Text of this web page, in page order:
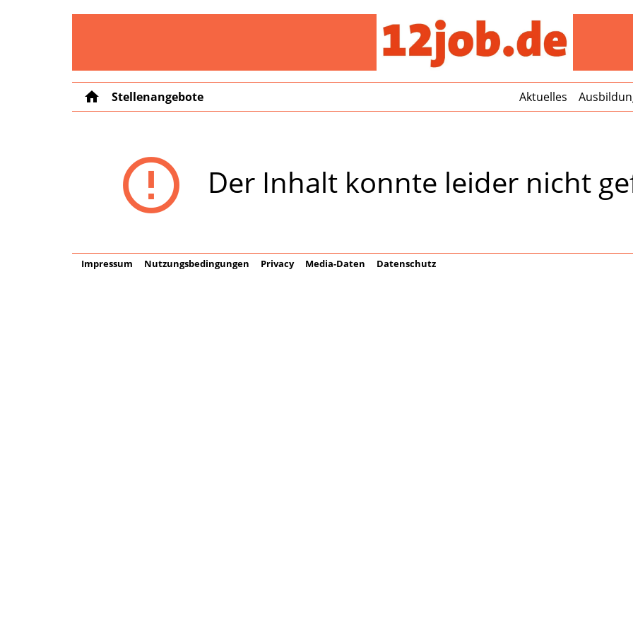
home Stellenangebote Aktuelles
error_outline Der Inhalt konnte leider nicht
Impressum Nutzungsbedingungen Privacy Media-Daten Datenschutz